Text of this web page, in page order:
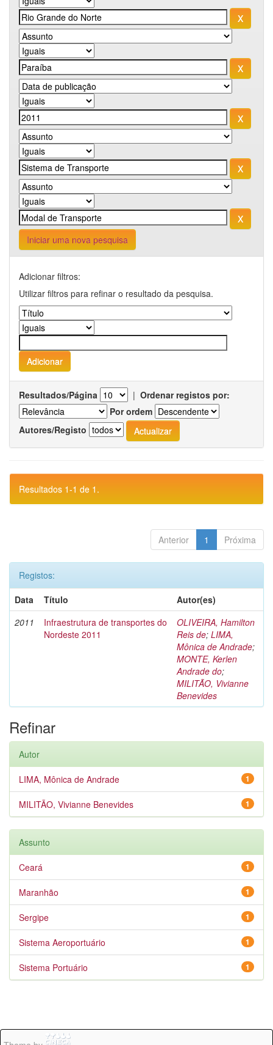
Iniciar uma nova pesquisa
Adicionar filtros:
Utilizar filtros para refinar o resultado da pesquisa.
Resultados/Página | Ordenar registos por:
Por ordem
Autores/Registo
Resultados 1-1 de 1.
Anterior 1 Próxima
Registos:
Data
Título
Autor(es)
2011
Infraestrutura de transportes do
Nordeste 2011
OLIVEIRA, Hamilton
Reis de; LIMA,
Mônica de Andrade;
MONTE, Kerlen
Andrade do;
MILITÃO, Vivianne
Benevides
Refinar
Autor
1
LIMA, Mônica de Andrade
1
MILITÃO, Vivianne Benevides
Assunto
1
Ceará
1
Maranhão
1
Sergipe
1
Sistema Aeroportuário
1
Sistema Portuário